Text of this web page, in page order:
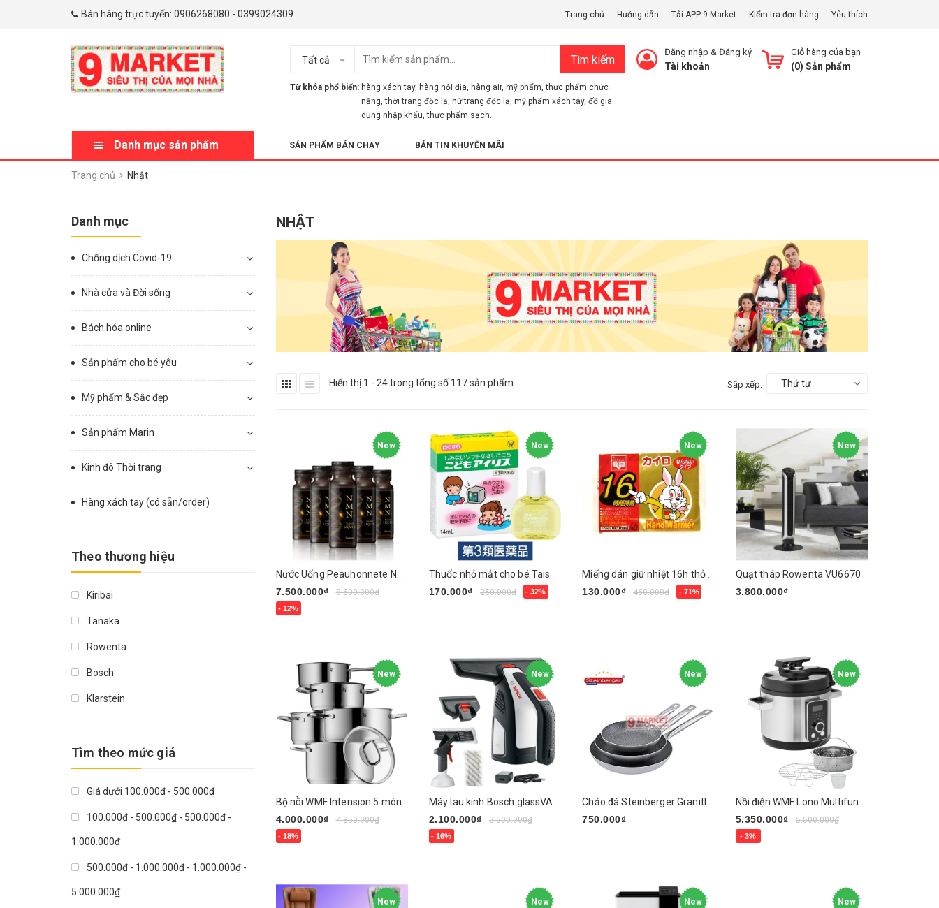
Bán hàng trực tuyến: 0906268080 - 0399024309 Trang chủ Hướng dẫn Tải APP 9 Market Kiểm tra đơn hàng Yêu thích
Tất cả Tìm kiếm
Từ khóa phổ biến: hàng xách tay, hàng nội địa, hàng air, mỹ phẩm,thực phẩm chức
năng,thời trang độc lạ, nữ trang độc lạ, mỹ phẩm xách tay, đồ gia
dụng nhập khẩu,thực phẩm sạch...
Giỏ hàng của bạn
(0) Sản phẩm
Đăng nhập & Đăng ký
Tài khoản
Danh mục sản phẩm SẢN PHẨM BÁN CHẠY BẢN TIN KHUYẾN MÃI
Trang chủ Nhật
NHẬT
Hiển thị 1 - 24 trong tổng số 117 sản phẩm Sắp xếp: Thứ tự
New
7.500.000₫
8.500.000₫
- 12%
New
170.000₫
250.000₫ - 32%
New
130.000₫
450.000₫ - 71%
New
Quạt tháp Rowenta VU6670
3.800.000₫
New
Bộ nồi WMF Intension 5 món
4.000.000₫
4.850.000₫
- 18%
New
2.100.000₫
2.500.000₫
- 16%
New
750.000₫
New
5.350.000₫
5.500.000₫
- 3%
New New New New
Danh mục
Chống dịch Covid-19
Nhà cửa và Đời sống
Bách hóa online
Sản phẩm cho bé yêu
Mỹ phẩm & Sắc đẹp
Sản phẩm Marin
Kinh đô Thời trang
Hàng xách tay (có sẵn/order)
Theo thương hiệu
Kiribai
Tanaka
Rowenta
Bosch
Klarstein
Steinberger
Tìm theo mức giá
Giá dưới 100.000đ - 500.000₫
100.000đ - 500.000₫ - 500.000đ -
1.000.000đ
500.000đ - 1.000.000đ - 1.000.000₫ -
5.000.000₫